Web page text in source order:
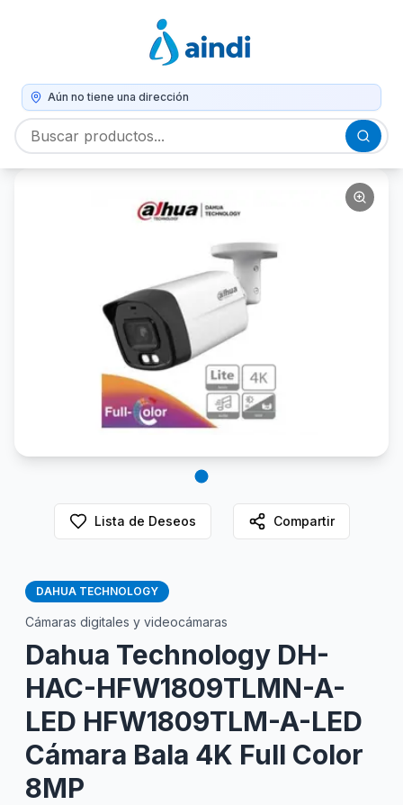
Aún no tiene una dirección
Lista de Deseos Compartir
DAHUA TECHNOLOGY
Cámaras digitales y videocámaras
Dahua Technology DH-
HAC-HFW1809TLMN-A-
LED HFW1809TLM-A-LED
Cámara Bala 4K Full Color
8MP